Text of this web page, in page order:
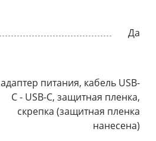
Да
адаптер питания, кабель USB-
C - USB-C, защитная пленка,
скрепка (защитная пленка
нанесена)